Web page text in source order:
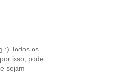
:) Todos os
isso, pode
sejam